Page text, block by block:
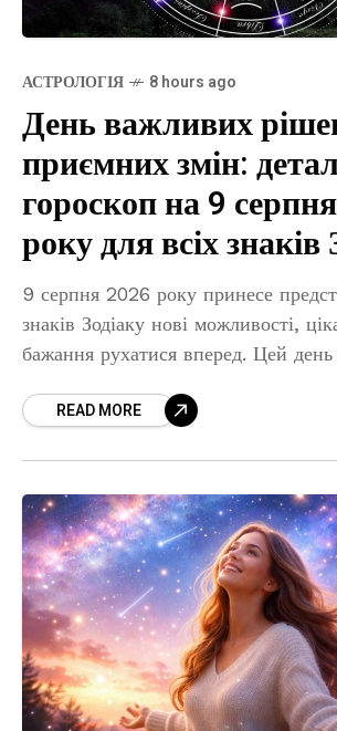
АСТРОЛОГІЯ 8 hours ago
День важливих
приємних змін:
гороскоп на 9
року для всіх знаків
9 серпня 2026 року принесе
знаків Зодіаку нові можливості,
бажання рухатися вперед. Цей
планування майбутнього та
READ MORE